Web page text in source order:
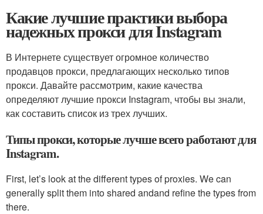
Какие лучшие практики выбора
надежных прокси для Instagram
В Интернете существует огромное количество
продавцов прокси, предлагающих несколько типов
прокси. Давайте рассмотрим, какие качества
определяют лучшие прокси Instagram, чтобы вы знали,
как составить список из трех лучших.
Типы прокси, которые лучше всего работают для
Instagram.
First, let’s look at the different types of proxies. We can
generally split them into shared andand refine the types from
there.